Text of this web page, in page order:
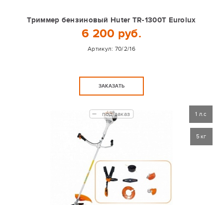
Триммер бензиновый Huter TR-1300T Eurolux
6 200 руб.
Артикул: 70/2/16
ЗАКАЗАТЬ
под заказ 1 л.с
5 кг